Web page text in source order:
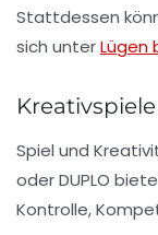
Stattdessen
sich unterLügen
Spiel und
oder DUPLO
Kontrolle,